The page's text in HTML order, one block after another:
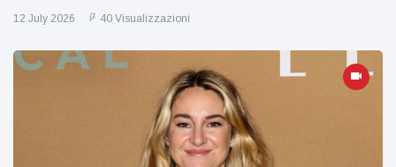
12 July 2026 40 Visualizzazioni